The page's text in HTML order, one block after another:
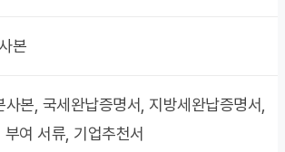
본
본, 국세완납증명서, 지방세완납증명서,
여 서류, 기업추천서